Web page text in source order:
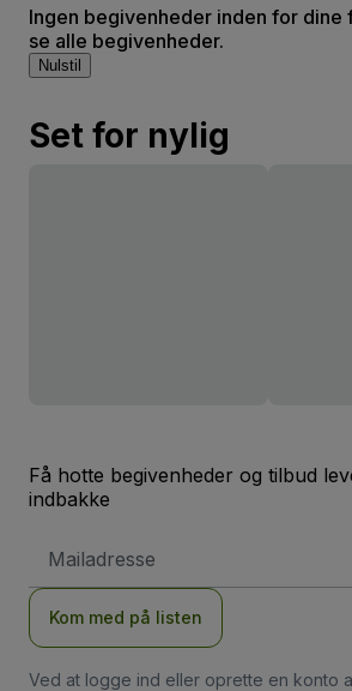
Ingen begivenheder inden for dine
se alle begivenheder.
Nulstil
Set for nylig
Få hotte begivenheder og tilbud
indbakke
adresse
Kom med på listen
Ved at logge ind eller oprette en konto